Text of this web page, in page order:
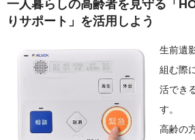
一人暮らしの高齢者を見守る「
りサポート」を活用しよう
生前遺
組む際
活でき
す。
高齢の